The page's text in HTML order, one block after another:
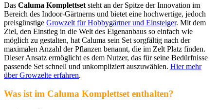
Das Caluma Komplettset steht an der Spitze der Innovation im
Bereich des Indoor-Gärtnerns und bietet eine hochwertige, jedoch
preisgünstige Growzelt für Hobbygärtner und Einsteiger. Mit dem
Ziel, den Einstieg in die Welt des Eigenanbaus so einfach wie
möglich zu gestalten, hat Caluma sein Set sorgfältig nach der
maximalen Anzahl der Pflanzen benannt, die im Zelt Platz finden.
Dieser Ansatz ermöglicht es dem Nutzer, das für seine Bedürfnisse
passende Set schnell und unkompliziert auszuwählen. Hier mehr
über Growzelte erfahren.
Was ist im Caluma Komplettset enthalten?